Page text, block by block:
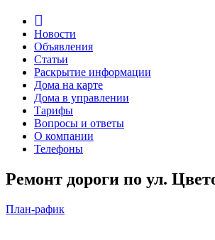
Новости
Объявления
Статьи
Раскрытие информации
Дома на карте
Дома в управлении
Тарифы
Вопросы и ответы
О компании
Телефоны
Ремонт дороги по ул.
План-рафик